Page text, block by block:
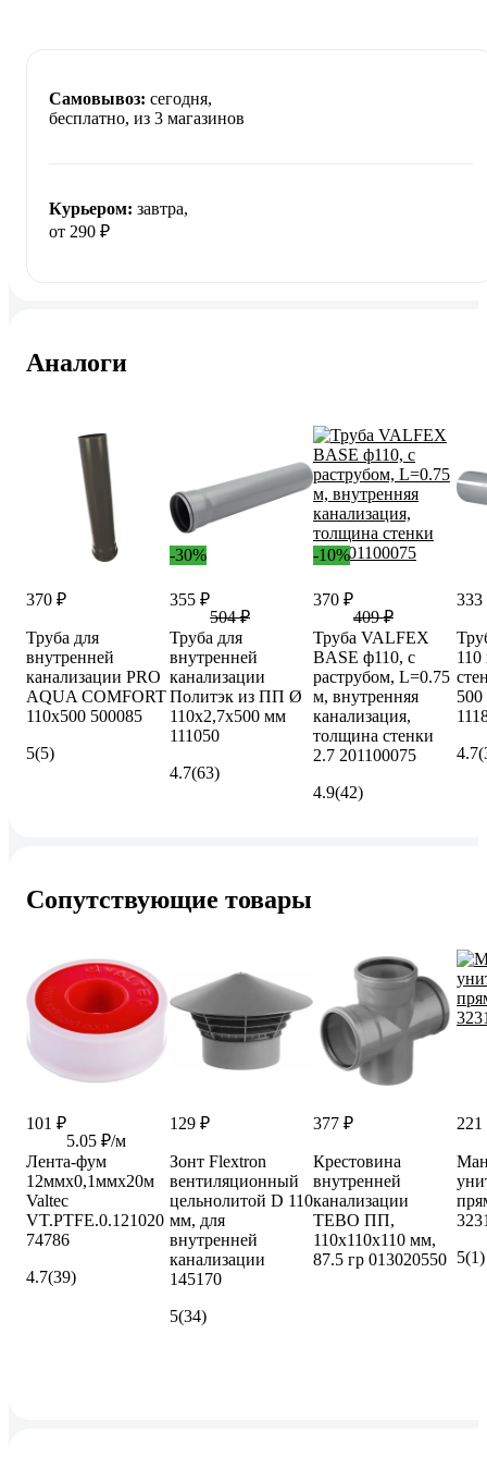
Самовывоз: сегодня,
бесплатно, из 3 магазинов
Курьером: завтра,
от 290 ₽
Аналоги
370 ₽
Труба для
внутренней
канализации PRO
AQUA COMFORT
110x500 500085
5(5)
-30%
355 ₽
504 ₽
Труба для
внутренней
канализации
Политэк из ПП Ø
110x2,7x500 мм
111050
4.7(63)
-10%
370 ₽
409 ₽
Труба VALFEX
BASE ф110, с
раструбом, L=0.75
м, внутренняя
канализация,
толщина стенки
2.7 201100075
4.9(42)
333
500
4.7
Сопутствующие товары
101 ₽
5.05 ₽/м
Лента-фум
12ммх0,1ммх20м
Valtec
VT.PTFE.0.121020
74786
4.7(39)
129 ₽
Зонт Flextron
вентиляционный
цельнолитой D 110
мм, для
внутренней
канализации
145170
5(34)
377 ₽
Крестовина
внутренней
канализации
TEBO ПП,
110х110х110 мм,
87.5 гр 013020550
221
5(1)